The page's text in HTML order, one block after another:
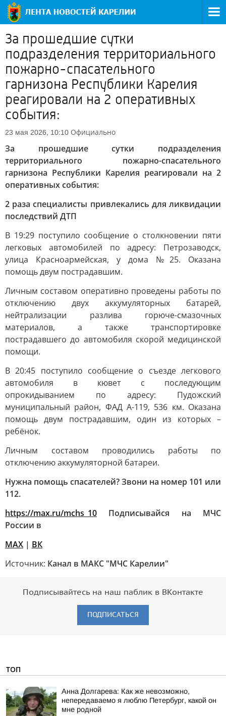
За прошедшие сутки
подразделения территориального
пожарно-спасательного
гарнизона Республики Карелия
реагировали на 2 оперативных
события:
23 мая 2026, 10:10 Официально
За прошедшие сутки подразделения
территориального пожарно-спасательного
гарнизона Республики Карелия реагировали на 2
оперативных события:
2 раза специалисты привлекались для ликвидации
последствий ДТП
В 19:29 поступило сообщение о столкновении пяти
легковых автомобилей по адресу: Петрозаводск,
улица Красноармейская, у дома №25. Оказана
помощь двум пострадавшим.
Личным составом оперативно проведены работы по
отключению двух аккумуляторных батарей,
нейтрализации разлива горюче-смазочных
материалов, а также транспортировке
пострадавшего до автомобиля скорой медицинской
помощи.
В 20:45 поступило сообщение о съезде легкового
автомобиля в кювет с последующим
опрокидыванием по адресу: Пудожский
муниципальный район, ФАД А-119, 536 км. Оказана
помощь двум пострадавшим, один из которых –
ребёнок.
Личным составом проводились работы по
отключению аккумуляторной батареи.
Нужна помощь спасателей? Звони на номер 101 или
112.
https://max.ru/mchs_10 Подписывайся на МЧС
России в
MAX | ВК
Источник: Канал в МАКС "МЧС Карелии"
Подписывайтесь на наш паблик в ВКонтакте
ПОДПИСАТЬСЯ
ТОП
Анна Долгарева: Как же невозможно,
непередаваемо я люблю Петербург, какой он
мне родной